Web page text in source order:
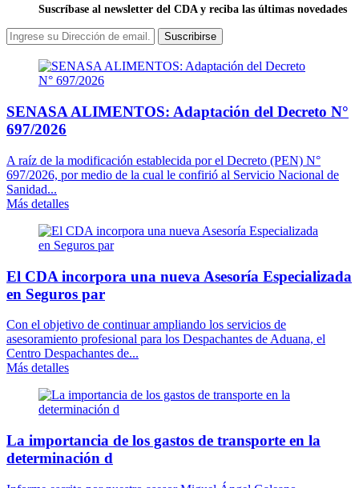
Suscríbase al newsletter del CDA y reciba las últimas novedades
Suscribirse
SENASA ALIMENTOS: Adaptación del Decreto N°
697/2026
A raíz de la modificación establecida por el Decreto (PEN) N°
697/2026, por medio de la cual le confirió al Servicio Nacional de
Sanidad...
Más detalles
El CDA incorpora una nueva Asesoría Especializada
en Seguros par
Con el objetivo de continuar ampliando los servicios de
asesoramiento profesional para los Despachantes de Aduana, el
Centro Despachantes de...
Más detalles
La importancia de los gastos de transporte en la
determinación d